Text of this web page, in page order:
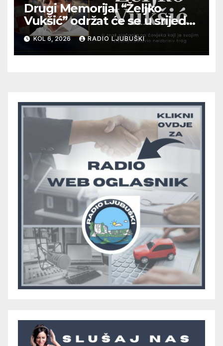
Drugi Memorijal “Željko
Vukšić” održat će se u srijedu
12. kolovoza u Otoku
KOL 6, 2026 RADIO LJUBUŠKI